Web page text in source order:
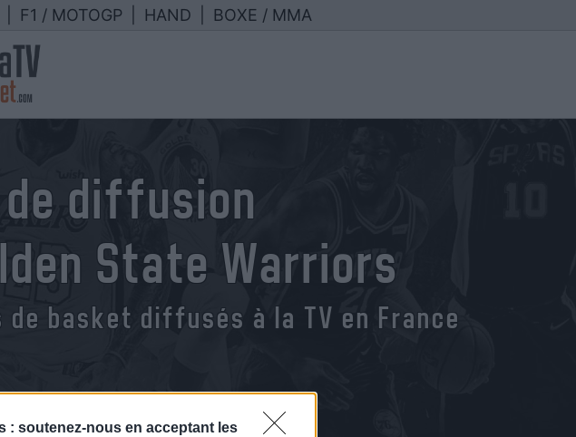
: soutenez-nous en acceptant les
F1 / MOTOGP HAND BOXE / MMA
diffusion
State Warriors
basket diffusés à la TV en France